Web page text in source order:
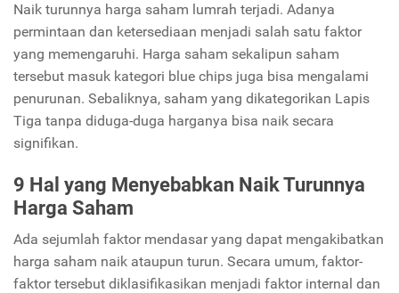
Naik turunnya harga saham lumrah terjadi. Adanya
permintaan dan ketersediaan menjadi salah satu faktor
yang memengaruhi. Harga saham sekalipun saham
tersebut masuk kategori blue chips juga bisa mengalami
penurunan. Sebaliknya, saham yang dikategorikan Lapis
Tiga tanpa diduga-duga harganya bisa naik secara
signifikan.
9 Hal yang Menyebabkan Naik Turunnya
Harga Saham
Ada sejumlah faktor mendasar yang dapat mengakibatkan
harga saham naik ataupun turun. Secara umum, faktor-
faktor tersebut diklasifikasikan menjadi faktor internal dan